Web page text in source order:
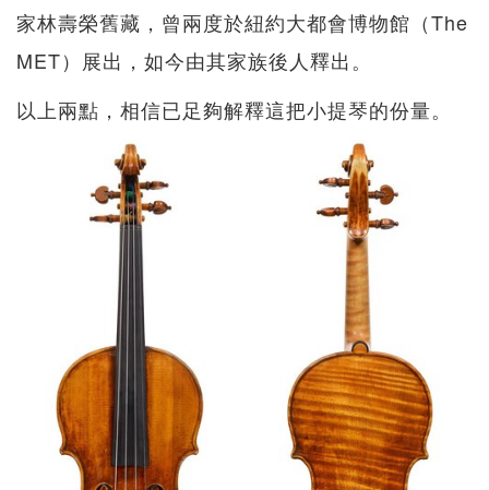
家林壽榮舊藏，曾兩度於紐約大都會博物館（The
MET）展出，如今由其家族後人釋出。
以上兩點，相信已足夠解釋這把小提琴的份量。